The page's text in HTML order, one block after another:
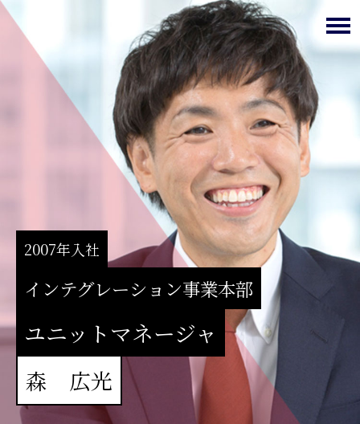
2007年入社
インテグレーション事業本部
ユニットマネージャ
森 広光